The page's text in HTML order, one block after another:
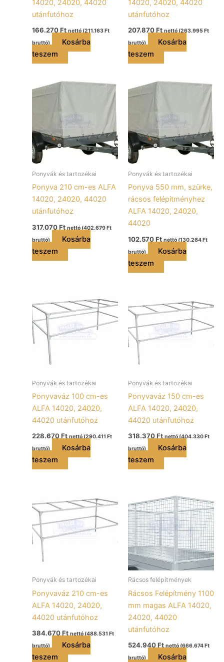
14020, 24020, 44020
utánfutóhoz
166.270Ft nettó (211.163Ft
bruttó)
Kosárba
teszem
14020, 24020, 44020
utánfutóhoz
207.870Ft nettó (263.995Ft
bruttó)
Kosárba
teszem
Ponyvák és tartozékai
Ponyva 210 cm-es ALFA
14020, 24020, 44020
utánfutóhoz
317.070Ft nettó (402.679Ft
bruttó)
Kosárba
teszem
Ponyvák és tartozékai
Ponyva 550 mm, szürke,
rácsos felépitményhez
ALFA 14020, 24020,
44020
102.570Ft nettó (130.264Ft
bruttó)
Kosárba
teszem
Ponyvák és tartozékai
Ponyvaváz 100 cm-es
ALFA 14020, 24020,
44020 utánfutóhoz
228.670Ft nettó (290.411 Ft
bruttó)
Kosárba
teszem
Ponyvák és tartozékai
Ponyvaváz 150 cm-es
ALFA 14020, 24020,
44020 utánfutóhoz
318.370Ft nettó (404.330 Ft
bruttó)
Kosárba
teszem
Ponyvák és tartozékai
Ponyvaváz 210 cm-es
ALFA 14020, 24020,
44020 utánfutóhoz
384.670Ft nettó (488.531 Ft
bruttó)
Kosárba
teszem
Rácsos felépítmények
Rácsos Felépítmény 1100
mm magas ALFA 14020,
24020, 44020
utánfutóhoz
524.940Ft nettó (666.674Ft
bruttó)
Kosárba